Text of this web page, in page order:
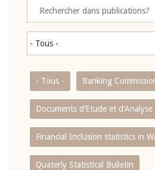
- Tous - Banking
Documents d’Etude et
Financial Inclusion statistics in
Quaterly Statistical Bulletin